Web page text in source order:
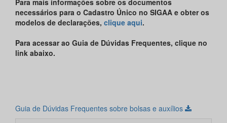
Para mais informações sobre os documentos
necessários para o Cadastro Único no SIGAA e obter os
modelos de declarações, clique aqui.
Para acessar ao Guia de Dúvidas Frequentes, clique no
link abaixo.
Guia de Dúvidas Frequentes sobre bolsas e auxílios